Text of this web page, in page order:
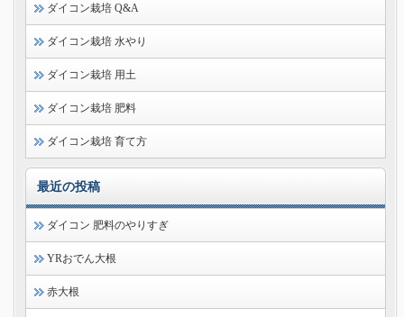
ダイコン栽培 Q&A
ダイコン栽培 水やり
ダイコン栽培 用土
ダイコン栽培 肥料
ダイコン栽培 育て方
最近の投稿
ダイコン 肥料のやりすぎ
YRおでん大根
赤大根